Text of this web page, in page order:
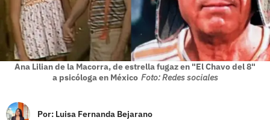
Ana Lilian de la Macorra, de estrella fugaz en "El Chavo del 8"
a psicóloga en México Foto: Redes sociales
Por: Luisa Fernanda Bejarano